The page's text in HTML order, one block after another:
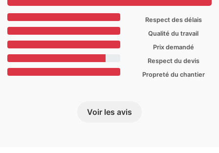
Respect des délais
Qualité du travail
Prix demandé
Respect du devis
Propreté du chantier
Voir les avis